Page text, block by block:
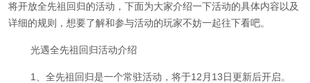
将开放全先祖回归的活动，下面为大家介绍一下活动的具体内容以及
详细的规则，想要了解和参与活动的玩家不妨一起往下看吧。
光遇全先祖回归活动介绍
1、全先祖回归是一个常驻活动，将于12月13日更新后开启。